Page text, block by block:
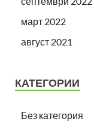
март 2022
август 2021
КАТЕГОРИИ
Без категория